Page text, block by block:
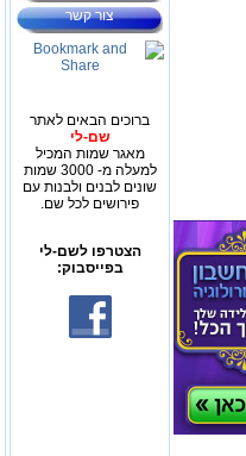
צור קשר
ברוכים הבאים לאתר
שם-לי
מאגר שמות המכיל
למעלה מ- 3000 שמות
שונים לבנים ולבנות עם
פירושים לכל שם.
הצטרפו לשם-לי
בפייסבוק: